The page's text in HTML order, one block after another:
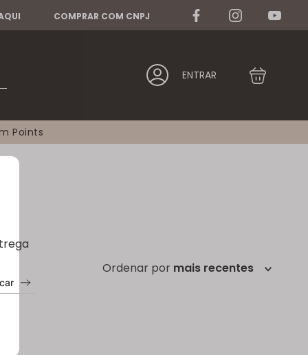
COMPRAR COM CNPJ
ENTRAR
Points
ordenar por mais recentes